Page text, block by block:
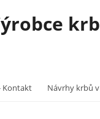
Kontakt Návrhy krbů